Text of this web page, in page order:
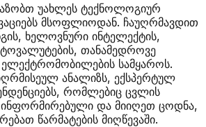
უახლეს ტექნოლოგიურ
მსოფლიოდან. ჩაუღრმავდით
ხელოვნური ინტელექტის,
თანამედროვე
სამყაროს.
ანალიზს, ექსპერტულ
რომლებიც ცვლის
ინფორმირებული და მიიღეთ ცოდნა,
წარმატების მიღწევაში.